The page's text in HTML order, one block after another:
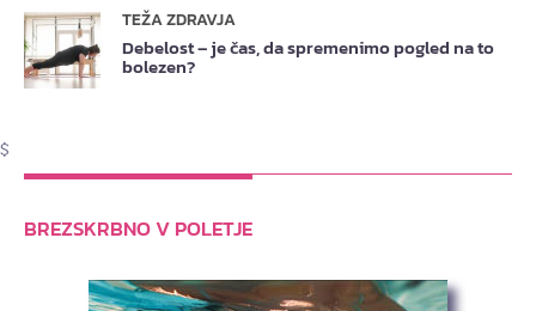
TEŽA ZDRAVJA
Debelost – je čas, da spremenimo pogled na to
bolezen?
$
BREZSKRBNO V POLETJE